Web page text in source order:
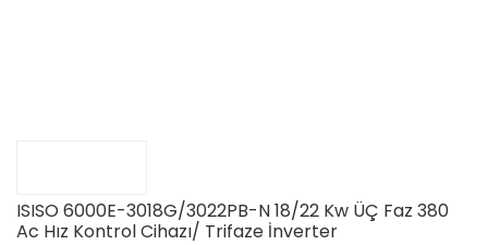
ISISO 6000E-3018G/3022PB-N 18/22 Kw ÜÇ Faz 380
Ac Hız Kontrol Cihazı/ Trifaze İnverter